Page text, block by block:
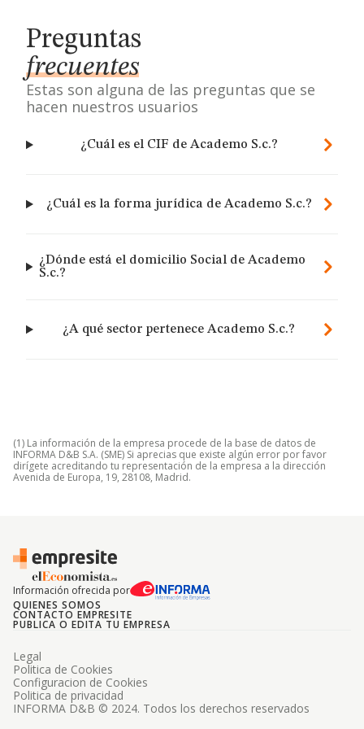
Preguntas
frecuentes
Estas son alguna de las preguntas que se
hacen nuestros usuarios
¿Cuál es el CIF de Academo S.c.?
¿Cuál es la forma jurídica de Academo S.c.?
¿Dónde está el domicilio Social de Academo
S.c.?
¿A qué sector pertenece Academo S.c.?
(1) La información de la empresa procede de la base de datos de
INFORMA D&B S.A. (SME) Si aprecias que existe algún error por favor
dirígete acreditando tu representación de la empresa a la dirección
Avenida de Europa, 19, 28108, Madrid.
Información ofrecida por
QUIENES SOMOS
CONTACTO EMPRESITE
PUBLICA O EDITA TU EMPRESA
INFORMA D&B © 2024. Todos los derechos reservados
Legal
Politica de Cookies
Configuracion de Cookies
Politica de privacidad